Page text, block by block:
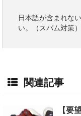
日本語が含まれな
い。（スパム対策）
関連記事
【要